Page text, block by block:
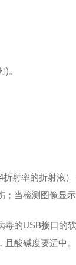
。
射率的折射液）
当检测图像显
毒的USB接口的
且酸碱度要适中